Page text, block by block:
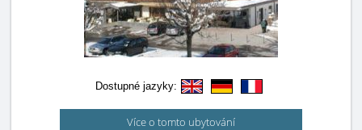
Dostupné jazyky:
Více o tomto ubytování